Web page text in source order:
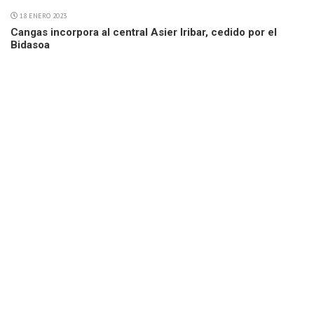
18 ENERO 2023
Cangas incorpora al central Asier Iribar, cedido por el
Bidasoa